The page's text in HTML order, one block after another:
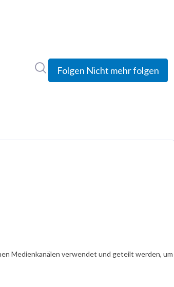
Folgen Nicht mehr folgen
verwendet und geteilt